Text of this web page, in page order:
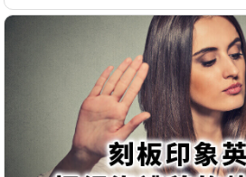
運用能力，一起來看看吧。